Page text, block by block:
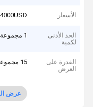
الأسعار
الحد الأدنى
لكمية
1 مجموعة
القدرة على
العرض
15 مجموعة في الشهر
عرض